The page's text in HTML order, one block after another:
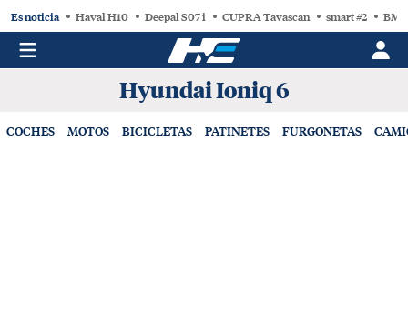
Es noticia Haval H10 Deepal S07 i CUPRA Tavascan smart #2
Hyundai Ioniq 6
COCHES MOTOS BICICLETAS PATINETES FURGONETAS